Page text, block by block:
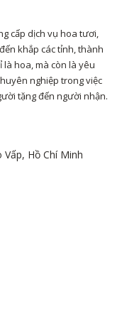
cấp dịch vụ hoa tươi,
khắp các tỉnh, thành
hoa, mà còn là yêu
nghiệp trong việc
tặng đến người nhận.
Hồ Chí Minh